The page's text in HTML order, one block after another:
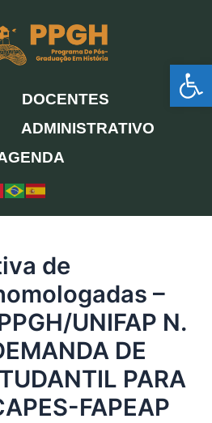
DOCENTES
ADMINISTRATIVO
de
–
UNIFAP N.
DE
PARA
FAPEAP